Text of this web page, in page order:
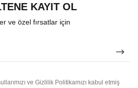
KAYIT OL
ve özel fırsatlar için
ve Gizlilik Politikamızı kabul etmiş